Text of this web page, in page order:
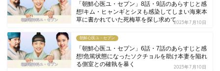
「朝鮮心医ユ・セプン」8話・9話のあらすじと感
想!キム・ヒャンギとシヌも感染してしまい海東本
草に書かれていた死梅草を探し求めて2023年7月10日
朝鮮心医ユ・セプン
「朝鮮心医ユ・セプン」6話・7話のあらすじと感
想!危篤状態になったソクチョルを助け本妻を陥れ
る側室との確執を暴く
2023年7月10日